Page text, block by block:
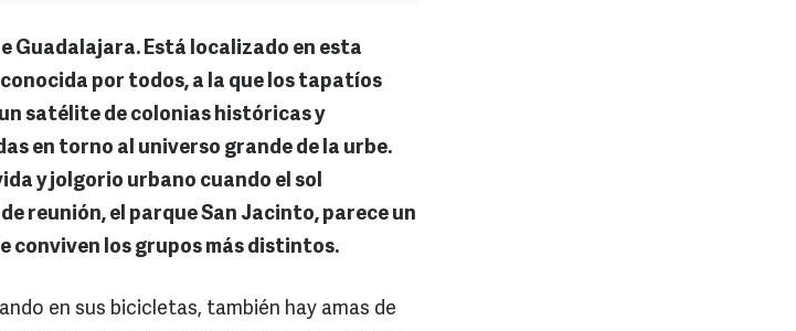
Guadalajara. Está localizado en esta
por todos, a la que los tapatíos
satélite de colonias históricas y
en torno al universo grande de la urbe.
y jolgorio urbano cuando el sol
reunión, el parque San Jacinto, parece un
conviven los grupos más distintos.
en sus bicicletas, también hay amas de